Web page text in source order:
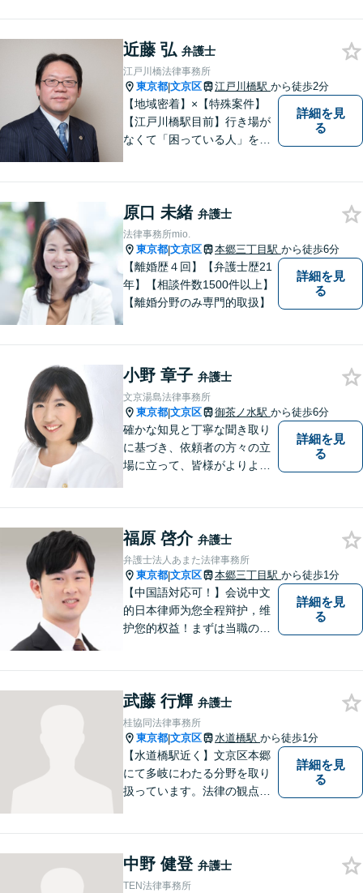
えている問題が、弁護士に相
談していい内容なのかわから
ないという方も、ぜひご相談
ください。
近藤 弘 弁護士
江戸川橋法律事務所
東京都|文京区 江戸川橋駅 から徒歩2分
【地域密着】×【特殊案件】
【江戸川橋駅目前】行き場が
なくて「困っている人」をゼ
詳細を見
る
原口 未緒 弁護士
法律事務所mio.
東京都|文京区 本郷三丁目駅 から徒歩6分
【離婚歴４回】【弁護士歴21
年】【相談件数1500件以上】
【離婚分野のみ専門的取扱】
詳細を見
る
小野 章子 弁護士
文京湯島法律事務所
東京都|文京区 御茶ノ水駅 から徒歩6分
確かな知見と丁寧な聞き取り
に基づき、依頼者の方々の立
場に立って、皆様がよりよい
詳細を見
る
福原 啓介 弁護士
弁護士法人あまた法律事務所
東京都|文京区 本郷三丁目駅 から徒歩1分
【中国語対応可！】会说中文
的日本律师为您全程辩护，维
护您的权益！まずは当職の直
さい。
詳細を見
る
武藤 行輝 弁護士
桂協同法律事務所
東京都|文京区 水道橋駅 から徒歩1分
【水道橋駅近く】文京区本郷
にて多岐にわたる分野を取り
扱っています。法律の観点か
軽にご相談ください【都内各
線からのアクセス良好】
詳細を見
る
中野 健登 弁護士
TEN法律事務所